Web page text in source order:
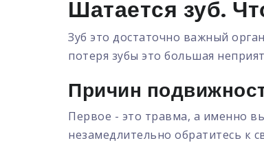
Шатается зуб.
Зуб это достаточно важный
потеря зубы это большая
Причин
Первое - это травма, а именно
незамедлительно обратитесь к